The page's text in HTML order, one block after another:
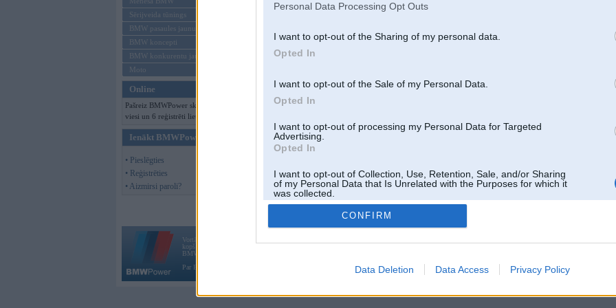
Personal Data Processing Opt Outs
I want to opt-out of the Sharing of my personal data.
Opted In
I want to opt-out of the Sale of my Personal Data.
Opted In
I want to opt-out of processing my Personal Data for Targeted
Advertising.
Opted In
I want to opt-out of Collection, Use, Retention, Sale, and/or Sharing
of my Personal Data that Is Unrelated with the Purposes for which it
was collected.
Opted Out
CONFIRM
Data Deletion Data Access Privacy Policy
Sērijveida tūnings
BMW pasaules jaunumi
BMW koncepti
BMW konkurentu jaunumi
Moto
Online
Pašreiz BMWPower skatās 123
viesi un 6 reģistrēti lietotāji.
Ienākt BMWPower
• Pieslēgties
• Reģistrēties
• Aizmirsi paroli?
Vortāls BMWPower.lv darbojas
kopš 2002. gada 14. maija. Tas nav auto klubs un nav saistīts ar
BMW AG.
Par BMWPower